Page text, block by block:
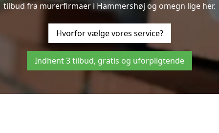
tilbud fra murerfirmaer i Hammershøj og omegn lige her.
Hvorfor vælge vores service?
Indhent 3 tilbud, gratis og uforpligtende